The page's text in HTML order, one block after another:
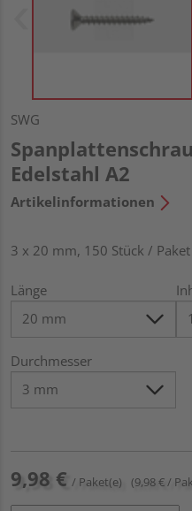
SWG
Edelstahl A2
Artikelinformationen
3 x 20 mm, 150 Stück / Paket
Länge
Durchmesser
9,98 € / Paket(e) (9,98 € /